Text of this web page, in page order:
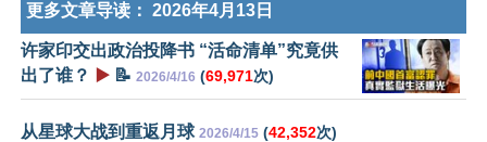
更多文章导读： 2026年4月13日
许家印交出政治投降书 “活命清单”究竟供
出了谁？
▶️ 📝 2026/4/16 (69,971次)
从星球大战到重返月球 2026/4/15 (42,352次)